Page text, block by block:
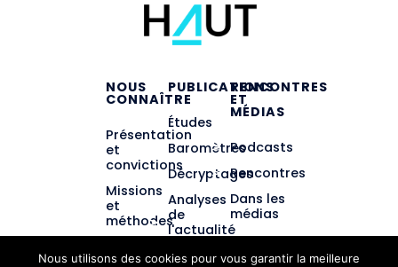
NOUS
CONNAÎTRE
Présentation
et
convictions
Missions
et
méthodes
gouvernance
PUBLICATIONS
Études
Baromètres
Décryptages
Analyses
de
l'actualité
RENCONTRES
ET
MÉDIAS
Podcasts
Rencontres
Dans les
médias
Nous utilisons des cookies pour vous garantir la meilleure